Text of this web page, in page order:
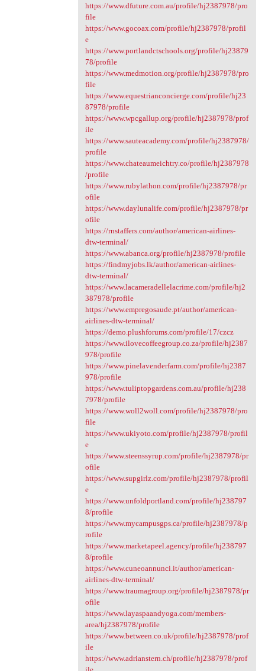
https://www.dfuture.com.au/profile/hj2387978/pro
file
https://www.gocoax.com/profile/hj2387978/profil
e
https://www.portlandctschools.org/profile/hj23879
78/profile
https://www.medmotion.org/profile/hj2387978/pro
file
https://www.equestrianconcierge.com/profile/hj23
87978/profile
https://www.wpcgallup.org/profile/hj2387978/prof
ile
https://www.sauteacademy.com/profile/hj2387978/
profile
https://www.chateaumeichtry.co/profile/hj2387978
/profile
https://www.rubylathon.com/profile/hj2387978/pr
ofile
https://www.daylunalife.com/profile/hj2387978/pr
ofile
https://rnstaffers.com/author/american-airlines-
dtw-terminal/
https://www.abanca.org/profile/hj2387978/profile
https://findmyjobs.lk/author/american-airlines-
dtw-terminal/
https://www.lacameradellelacrime.com/profile/hj2
387978/profile
https://www.empregosaude.pt/author/american-
airlines-dtw-terminal/
https://demo.plushforums.com/profile/17/czcz
https://www.ilovecoffeegroup.co.za/profile/hj2387
978/profile
https://www.pinelavenderfarm.com/profile/hj2387
978/profile
https://www.tuliptopgardens.com.au/profile/hj238
7978/profile
https://www.woll2woll.com/profile/hj2387978/pro
file
https://www.ukiyoto.com/profile/hj2387978/profil
e
https://www.steenssyrup.com/profile/hj2387978/pr
ofile
https://www.supgirlz.com/profile/hj2387978/profil
e
https://www.unfoldportland.com/profile/hj238797
8/profile
https://www.mycampusgps.ca/profile/hj2387978/p
rofile
https://www.marketapeel.agency/profile/hj238797
8/profile
https://www.cuneoannunci.it/author/american-
airlines-dtw-terminal/
https://www.traumagroup.org/profile/hj2387978/pr
ofile
https://www.layaspaandyoga.com/members-
area/hj2387978/profile
https://www.between.co.uk/profile/hj2387978/prof
ile
https://www.adrianstern.ch/profile/hj2387978/prof